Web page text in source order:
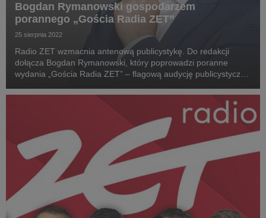
Bogdan Rymanowski gospodarzem
porannego „Gościa Radia ZET”
25 sierpnia 2022
Radio ZET wzmacnia antenową publicystykę. Do redakcji
dołącza Bogdan Rymanowski, który poprowadzi poranne
wydania „Gościa Radia ZET” – flagową audycję publicystyczną
„Gościa Radia ZET”.